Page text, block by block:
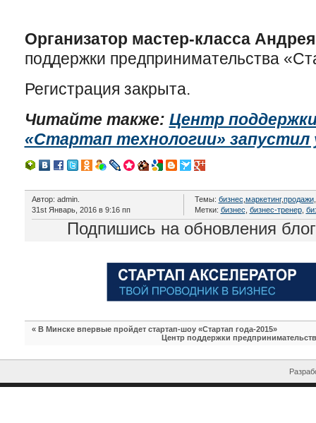
Организатор мастер-класса
поддержки предпринимательства
Регистрация закрыта.
Читайте также: Центр
«Стартап технологии» запустил
Автор: admin.
31st Январь, 2016 в 9:16 пп
Темы: бизнес маркетинг,продажи,
Метки: бизнес бизнес-тренер,
Подпишись на обновления
« В Минске впервые пройдет стартап-шоу «Стартап года-2015»
Центр поддержки